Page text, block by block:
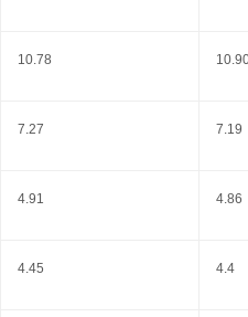
10.78
7.27 7.19
4.91 4.86
4.45 4.4